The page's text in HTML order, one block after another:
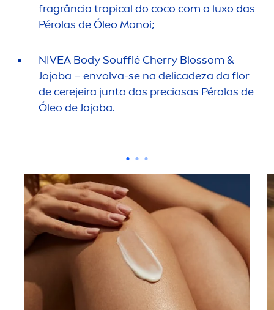
fragrância tropical do coco com o luxo das
Pérolas de Óleo Monoi;
NIVEA Body Soufflé Cherry Blossom &
Jojoba – envolva-se na delicadeza da flor
de cerejeira junto das preciosas Pérolas de
Óleo de Jojoba.